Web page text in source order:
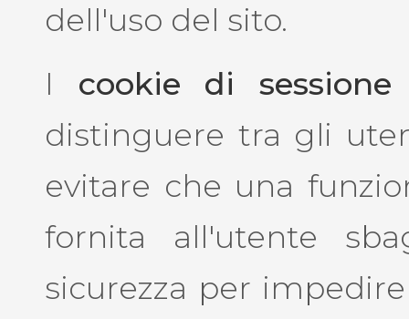
dell'uso del sito.
I cookie di sessione
distinguere tra gli
evitare che una
fornita all'utente
sicurezza per